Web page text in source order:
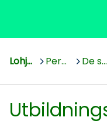
Lohja, Lojo Perusopetus - Grundläggande utbildning De svenska skolorna